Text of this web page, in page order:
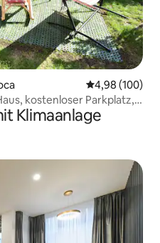
4,98 (100)
kostenloser Parkplatz,
Klimaanlage